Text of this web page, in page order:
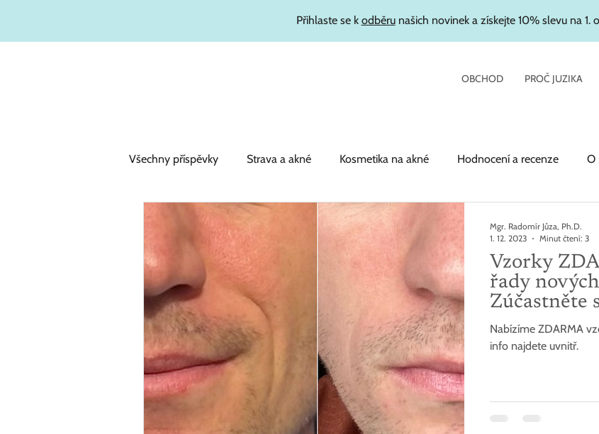
Přihlaste se k odběrunašich novinek a získejte 10% slevu na 1.
OBCHOD PROČ JUZIKA
Všechny příspěvky Strava a akné Kosmetika na akné Hodnocení a recenze O
Hydratační kosmetika
Vzorky
řady
Zúčastněte
produktů
Nabízíme ZDARMA
info najdete uvnitř.
Mgr. Radomír Jůza, Ph.D.
1. 12. 2023
Minut čtení: 3